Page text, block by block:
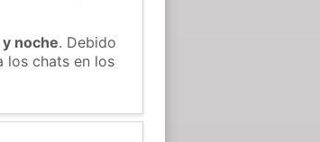
noche. Debido
los chats en los